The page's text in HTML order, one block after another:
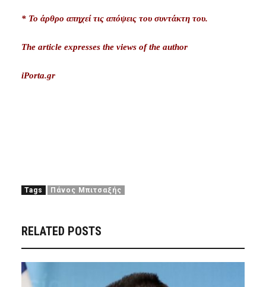
* Το άρθρο απηχεί τις απόψεις του συντάκτη του.
The article expresses the views of the author
iPorta.gr
Tags Πάνος Μπιτσαξής
RELATED POSTS